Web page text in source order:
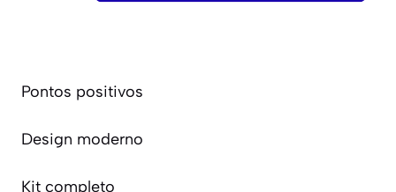
Pontos positivos
Design moderno
Kit completo